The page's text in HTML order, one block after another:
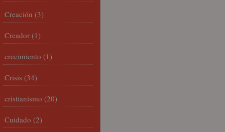
Creación (3)
Creador (1)
crecimiento (1)
Crisis (34)
cristianismo (20)
Cuidado (2)